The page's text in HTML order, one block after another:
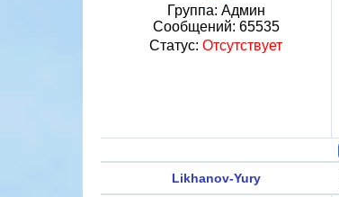
Группа: Админ
Сообщений: 65535
Статус: Отсутствует
Likhanov-Yury